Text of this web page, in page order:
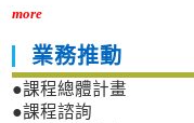
more
業務推動
●課程總體計畫
●課程諮詢